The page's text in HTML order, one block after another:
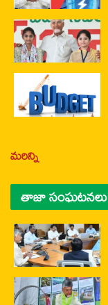
మరిన్ని
తాజా సంఘటనలు